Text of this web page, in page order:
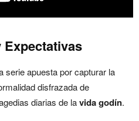
Expectativas
serie apuesta por capturar la
disfrazada de
diarias de lavida godín.